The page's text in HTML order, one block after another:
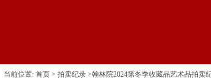
当前位置: 首页 > 拍卖纪录 >翰林院2024第冬季收藏品艺术品拍卖